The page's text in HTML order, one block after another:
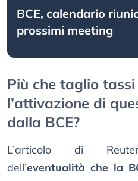
BCE, calendario
prossimi meeting
Più che taglio
l’attivazione di
dalla BCE?
L’articolo di
dell’eventualità che la